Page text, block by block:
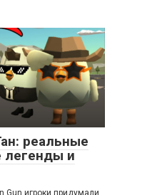
реальные
легенды и